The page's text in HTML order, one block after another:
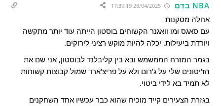
NBA בדם 28/04/2025 17:39:19
אחלה מסקנות
עם סאגס ומו וואגנר הקשוחים בוסטון הייתה עוד יותר מתקשה
ויורדת ביעילות. יכלה להיות מוקש רציני לירוקים.
בגמר המזרח הממשמש ובא בין קליבלנד לבוסטון, אני שם את
הז'יטונים שלי על ג'רום ולא על פריצ'ארד שמול קבוצות קשוחות
לא תמיד בא לידי ביטוי.
בגזרת הצעירים קייד מוכיח שהוא כבר עכשיו אחד השחקנים